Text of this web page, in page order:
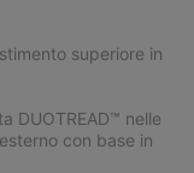
superiore in
DUOTREAD™ nelle
con base in